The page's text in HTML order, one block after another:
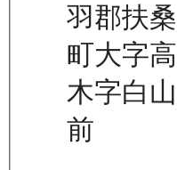
羽郡扶桑
町大字高
木字白山
前